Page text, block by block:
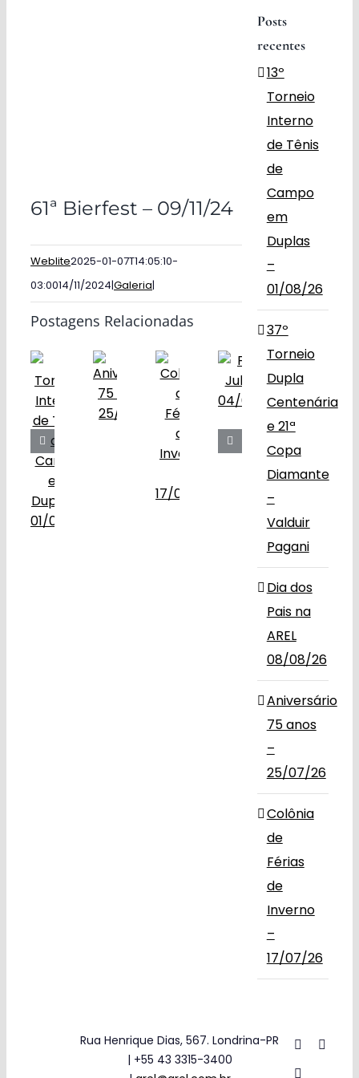
61ª Bierfest – 09/11/24
Weblite2025-01-07T14:05:10-
03:0014/11/2024|Galeria|
Postagens Relacionadas
Posts
recentes
13º
Torneio
Interno
de Tênis
de
Campo
em
Duplas
–
01/08/26
37º
Torneio
Dupla
Centenária
e 21ª
Copa
Diamante
–
Valduir
Pagani
Dia dos
Pais na
AREL
08/08/26
Aniversário
75 anos
–
25/07/26
Colônia
de
Férias
de
Inverno
–
17/07/26
Rua Henrique Dias, 567. Londrina-PR
| +55 43 3315-3400